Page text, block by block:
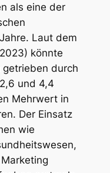
als eine der
Laut dem
könnte
getrieben durch
und 4,4
Mehrwert in
Der Einsatz
wie